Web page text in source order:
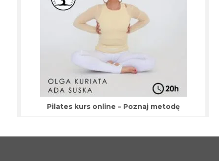
Pilates kurs online – Poznaj metodę